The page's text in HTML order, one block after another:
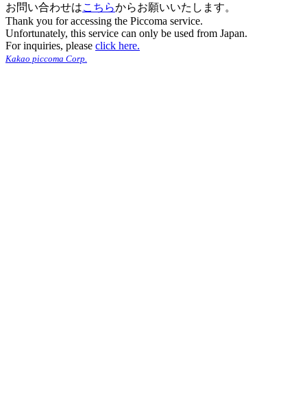
お問い合わせはこちらからお願いいたします。
Thank you for accessing the Piccoma service.
Unfortunately, this service can only be used from Japan.
For inquiries, please click here.
Kakao piccoma Corp.